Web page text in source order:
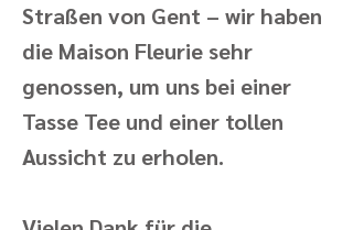
Straßen von Gent – wir haben
die Maison Fleurie sehr
genossen, um uns bei einer
Tasse Tee und einer tollen
Aussicht zu erholen.